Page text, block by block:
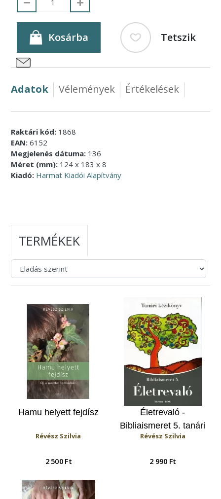
Kosárba Tetszik
Adatok Vélemények Értékelések
Raktári kód: 1868
EAN: 6152
Megjelenés dátuma: 136
Méret (mm): 124 x 183 x 8
Kiadó: Harmat Kiadói Alapítvány
TERMÉKEK
Hamu helyett fejdísz
Révész Szilvia
2 500 Ft
Életrevaló -
Bibliaismeret 5. tanári
kézikönyv (HA-1059)
Révész Szilvia
2 990 Ft